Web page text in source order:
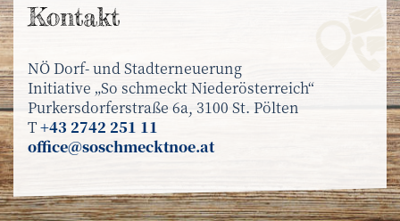
Kontakt
NÖ Dorf- und Stadterneuerung
Initiative „So schmeckt Niederösterreich“
Purkersdorferstraße 6a, 3100 St. Pölten
T+43 2742 251 11
office@soschmecktnoe.at